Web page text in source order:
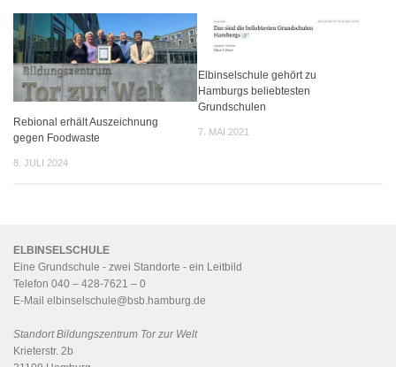
Rebional erhält Auszeichnung
gegen Foodwaste
8. JULI 2024
Elbinselschule gehört zu
Hamburgs beliebtesten
Grundschulen
7. MAI 2021
ELBINSELSCHULE
Eine Grundschule - zwei Standorte - ein Leitbild
Telefon 040 – 428-7621 – 0
E-Mail elbinselschule@bsb.hamburg.de
Standort Bildungszentrum Tor zur Welt
Krieterstr. 2b